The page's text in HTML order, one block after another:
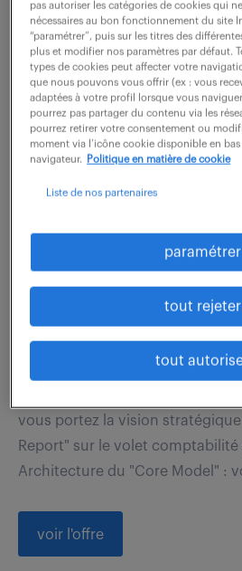
êtes directement rattaché(e) au
Financier. À ce titre, vos
voir l'offre
responsable processus
6 août 2026
La Garenne Colombes (92)
70 000 - 78 000
vous portez la vision
Report" sur le volet comptabilité
Architecture du "Core Model" :
voir l'offre
pas autoriser les catégories de cookies qui
nécessaires au bon fonctionnement du site
“paramétrer”, puis sur les titres des
plus et modifier nos paramètres par défaut.
types de cookies peut affecter votre
que nous pouvons vous offrir (ex : vous
adaptées à votre profil lorsque vous
pourrez pas partager du contenu via les
pourrez retirer votre consentement ou
moment via l’icône cookie disponible en
navigateur.
Politique en matière de cookie
Liste de nos partenaires
paramétrer
tout rejeter
tout